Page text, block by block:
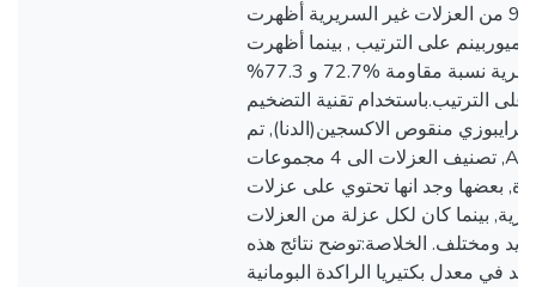
أن%86.2 و %96.6 من العزلات غير السريرية أظهرت
على الترتيب , بينما أظهرت
العزلات السرسرية نسبة مقاومة %72.7 و 77.3%
على الترتيب.باستخدام تقنية التضخيم
منقوص الاكسجين(الدنا), تم
تصنيف العزلات الى 4 مجموعات ,A-D كل منها يضم اكثر
بعضها وجد انها تحتوي على عزلات
بينما كان لكل عزلة من العزلات
ومختلف. الخلاصة:توضح نتائج هذه
في معدل بكتيريا الراكدة البومانية